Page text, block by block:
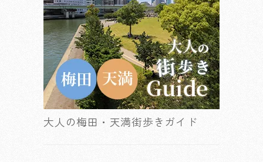
大人の梅田・天満街歩きガイド